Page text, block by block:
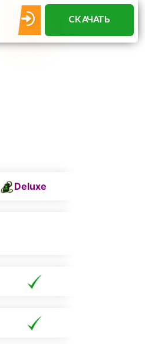
СКАЧАТЬ
Deluxe